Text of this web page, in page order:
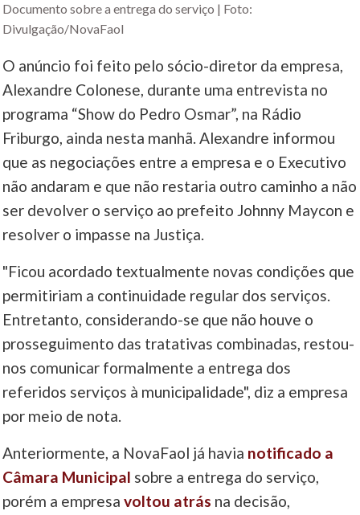
Documento sobre a entrega do serviço | Foto:
Divulgação/NovaFaol
O anúncio foi feito pelo sócio-diretor da empresa,
Alexandre Colonese, durante uma entrevista no
programa “Show do Pedro Osmar”, na Rádio
Friburgo, ainda nesta manhã. Alexandre informou
que as negociações entre a empresa e o Executivo
não andaram e que não restaria outro caminho a não
ser devolver o serviço ao prefeito Johnny Maycon e
resolver o impasse na Justiça.
"Ficou acordado textualmente novas condições que
permitiriam a continuidade regular dos serviços.
Entretanto, considerando-se que não houve o
prosseguimento das tratativas combinadas, restou-
nos comunicar formalmente a entrega dos
referidos serviços à municipalidade", diz a empresa
por meio de nota.
Anteriormente, a NovaFaol já havia notificado a
Câmara Municipal sobre a entrega do serviço,
porém a empresavoltou atrás na decisão,